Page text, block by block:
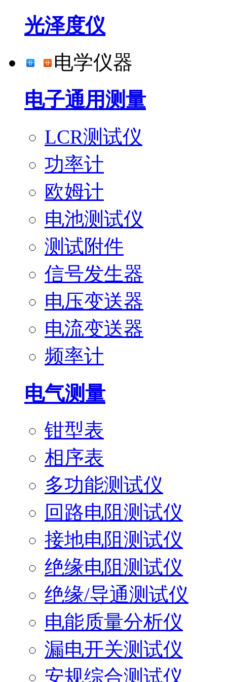
光泽度仪
电学仪器
电子通用测量
LCR测试仪
功率计
欧姆计
电池测试仪
测试附件
信号发生器
电压变送器
电流变送器
频率计
电气测量
钳型表
相序表
多功能测试仪
回路电阻测试仪
接地电阻测试仪
绝缘电阻测试仪
绝缘/导通测试仪
电能质量分析仪
漏电开关测试仪
安规综合测试仪